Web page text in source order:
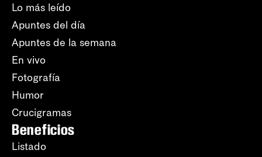
Lo más leído
Apuntes del día
Apuntes de la semana
En vivo
Fotografía
Humor
Crucigramas
Beneficios
Listado